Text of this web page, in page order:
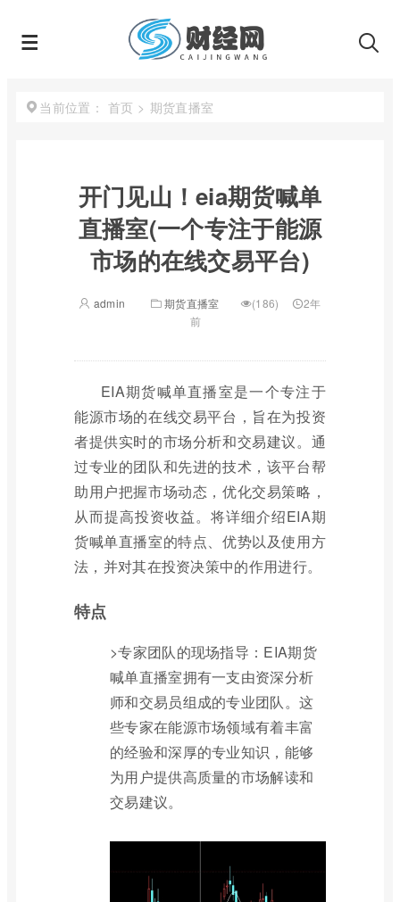
当前位置： 首页 > 期货直播室
开门见山！eia期货喊单
直播室(一个专注于能源
市场的在线交易平台)
admin 期货直播室 (186)
2年
前
EIA期货喊单直播室是一个专注于
能源市场的在线交易平台，旨在为投资
者提供实时的市场分析和交易建议。通
过专业的团队和先进的技术，该平台帮
助用户把握市场动态，优化交易策略，
从而提高投资收益。将详细介绍EIA期
货喊单直播室的特点、优势以及使用方
法，并对其在投资决策中的作用进行。
特点
>专家团队的现场指导：EIA期货
喊单直播室拥有一支由资深分析
师和交易员组成的专业团队。这
些专家在能源市场领域有着丰富
的经验和深厚的专业知识，能够
为用户提供高质量的市场解读和
交易建议。